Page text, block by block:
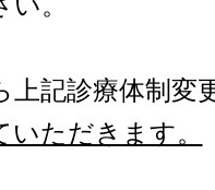
上記診療体制変
ただきます。